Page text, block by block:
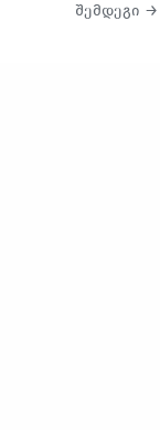
შემდეგი →